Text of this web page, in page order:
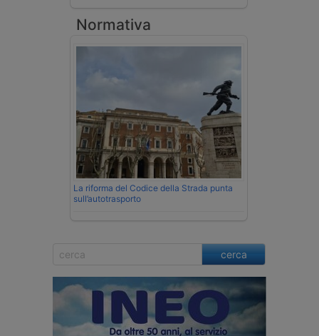
Normativa
La riforma del Codice della Strada punta
sull’autotrasporto
cerca